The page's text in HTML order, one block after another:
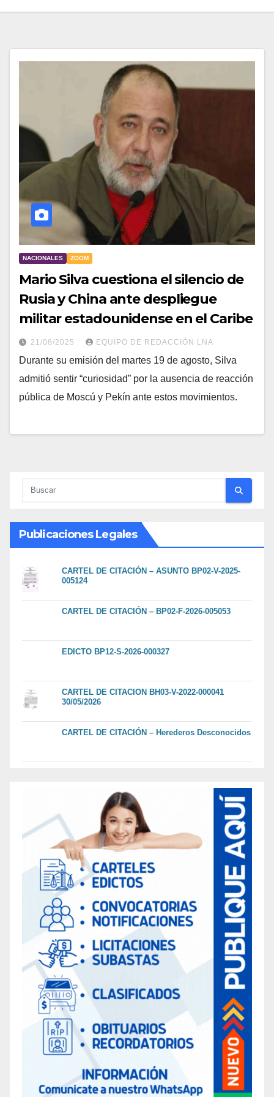
NACIONALES ZOOM
Mario Silva cuestiona el silencio de
Rusia y China ante despliegue
militar estadounidense en el Caribe
21/08/2025 EQUIPO DE REDACCIÓN LNA
Durante su emisión del martes 19 de agosto, Silva
admitió sentir “curiosidad” por la ausencia de reacción
pública de Moscú y Pekín ante estos movimientos.
Publicaciones Legales
CARTEL DE CITACIÓN – ASUNTO BP02-V-2025-
005124
CARTEL DE CITACIÓN – BP02-F-2026-005053
EDICTO BP12-S-2026-000327
CARTEL DE CITACION BH03-V-2022-000041
30/05/2026
CARTEL DE CITACIÓN – Herederos Desconocidos